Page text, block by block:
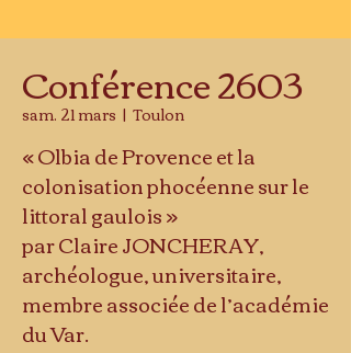
Conférence 2603
sam. 21 mars
  |
Toulon
« Olbia de Provence et la
colonisation phocéenne sur le
littoral gaulois »
par Claire JONCHERAY,
archéologue, universitaire,
membre associée de l’académie
du Var.